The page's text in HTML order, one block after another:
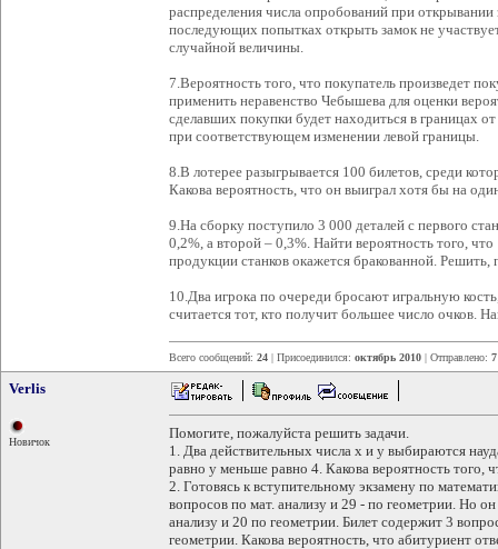
распределения числа опробований при
последующих попытках открыть замок не
случайной величины.
7.Вероятность того, что покупатель произведет
применить неравенство Чебышева для оценки
сделавших покупки будет находиться в границах
при соответствующем изменении левой границы.
8.В лотерее разыгрывается 100 билетов, среди
Какова вероятность, что он выиграл хотя бы на
9.На сборку поступило 3 000 деталей с первого
0,2%, а второй – 0,3%. Найти вероятность того,
продукции станков окажется бракованной.
10.Два игрока по очереди бросают игральную
считается тот, кто получит большее число очков.
Всего сообщений: 24 | Присоединился: октябрь 2010 | Отправлено:
Verlis
Новичок
Помогите, пожалуйста решить задачи.
1. Два действительных числа x и y выбираются
равно y меньше равно 4. Какова вероятность того,
2. Готовясь к вступительному экзамену по
вопросов по мат. анализу и 29 - по геометрии. Но
анализу и 20 по геометрии. Билет содержит 3
геометрии. Какова вероятность, что абитуриент